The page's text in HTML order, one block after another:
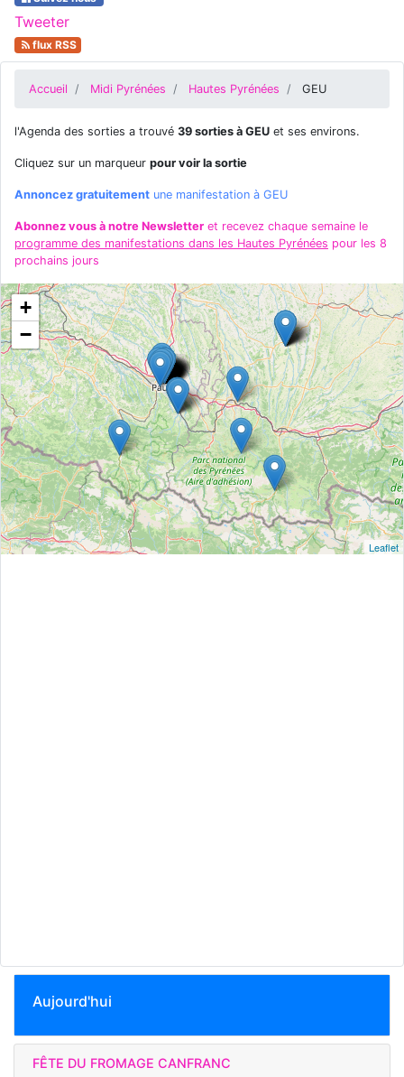
Tweeter
flux RSS
Accueil Midi Pyrénées Hautes Pyrénées GEU
l'Agenda des sorties a trouvé 39 sorties à GEU et ses environs.
Cliquez sur un marqueur pour voir la sortie
Annoncez gratuitement une manifestation à GEU
Abonnez vous à notre Newsletter et recevez chaque semaine le
programme des manifestations dans les Hautes Pyrénées pour les 8
prochains jours
+
−
Leaflet
Aujourd'hui
FÊTE DU FROMAGE CANFRANC